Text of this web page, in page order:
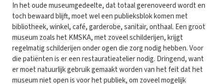
In het oude museumgedeelte, dat totaal gerenoveerd wordt en
toch bewaard blijft, moet wel een publieksblok komen met
bibliotheek, winkel, café, garderobe, sanitair, onthaal. Een groot
museum zoals het KMSKA, met zoveel schilderijen, krijgt
regelmatig schilderijen onder ogen die zorg nodig hebben. Voor
die patiënten is er een restauratieatelier nodig. Dringend, want
er moet natuurlijk gebruik gemaakt worden van het feit dat het
museum niet open is voor het publiek, om zoveel mogelijk